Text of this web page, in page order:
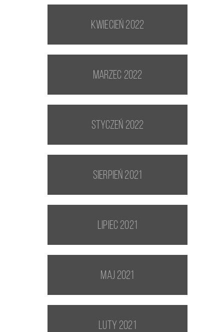
kwiecień 2022
marzec 2022
styczeń 2022
sierpień 2021
lipiec 2021
maj 2021
luty 2021